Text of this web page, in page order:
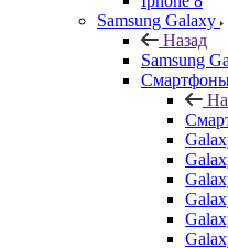
Samsung Galaxy
Назад
Samsung